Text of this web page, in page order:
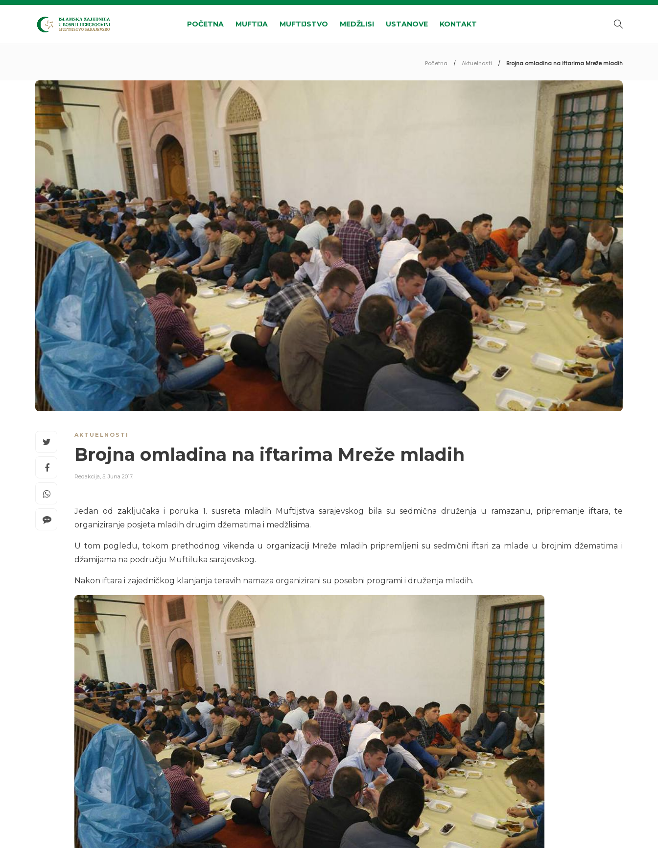
POČETNA MUFTIJA MUFTIJSTVO MEDŽLISI USTANOVE KONTAKT
Početna Aktuelnosti Brojna omladina na iftarima Mreže mladih
AKTUELNOSTI
Brojna omladina na iftarima Mreže mladih
Redakcija, 5. Juna 2017.
Jedan od zaključaka i poruka 1. susreta mladih Muftijstva sarajevskog bila su sedmična druženja u ramazanu, pripremanje iftara, te
organiziranje posjeta mladih drugim džematima i medžlisima.
U tom pogledu, tokom prethodnog vikenda u organizaciji Mreže mladih pripremljeni su sedmični iftari za mlade u brojnim džematima i
džamijama na području Muftiluka sarajevskog.
Nakon iftara i zajedničkog klanjanja teravih namaza organizirani su posebni programi i druženja mladih.